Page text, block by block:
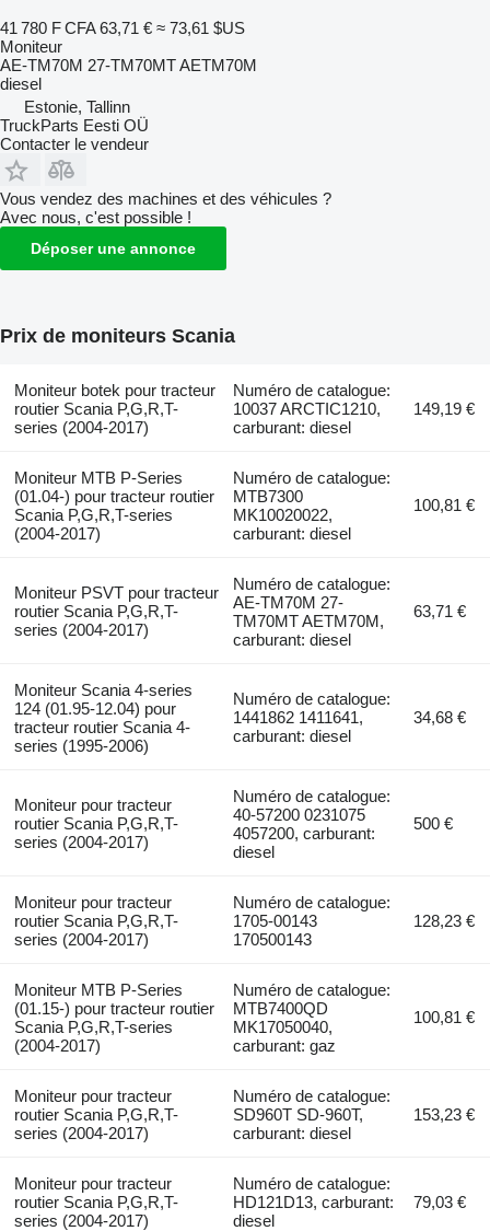
41 780 F CFA 63,71 € ≈ 73,61 $US
Moniteur
AE-TM70M 27-TM70MT AETM70M
diesel
Estonie, Tallinn
TruckParts Eesti OÜ
Contacter le vendeur
Vous vendez des machines et des véhicules ?
Avec nous, c'est possible !
Déposer une annonce
Prix de moniteurs Scania
Moniteur botek pour tracteur
routier Scania P,G,R,T-
series (2004-2017)
Numéro de catalogue:
10037 ARCTIC1210,
carburant: diesel
149,19 €
Moniteur MTB P-Series
(01.04-) pour tracteur routier
Scania P,G,R,T-series
(2004-2017)
Numéro de catalogue:
MTB7300
MK10020022,
carburant: diesel
100,81 €
Moniteur PSVT pour tracteur
routier Scania P,G,R,T-
series (2004-2017)
Numéro de catalogue:
AE-TM70M 27-
TM70MT AETM70M,
carburant: diesel
63,71 €
Moniteur Scania 4-series
124 (01.95-12.04) pour
tracteur routier Scania 4-
series (1995-2006)
Numéro de catalogue:
1441862 1411641,
carburant: diesel
34,68 €
Moniteur pour tracteur
routier Scania P,G,R,T-
series (2004-2017)
Numéro de catalogue:
40-57200 0231075
4057200, carburant:
diesel
500 €
Moniteur pour tracteur
routier Scania P,G,R,T-
series (2004-2017)
Numéro de catalogue:
1705-00143
170500143
128,23 €
Moniteur MTB P-Series
(01.15-) pour tracteur routier
Scania P,G,R,T-series
(2004-2017)
Numéro de catalogue:
MTB7400QD
MK17050040,
carburant: gaz
100,81 €
Moniteur pour tracteur
routier Scania P,G,R,T-
series (2004-2017)
Numéro de catalogue:
SD960T SD-960T,
carburant: diesel
153,23 €
Moniteur pour tracteur
routier Scania P,G,R,T-
series (2004-2017)
Numéro de catalogue:
HD121D13, carburant:
diesel
79,03 €